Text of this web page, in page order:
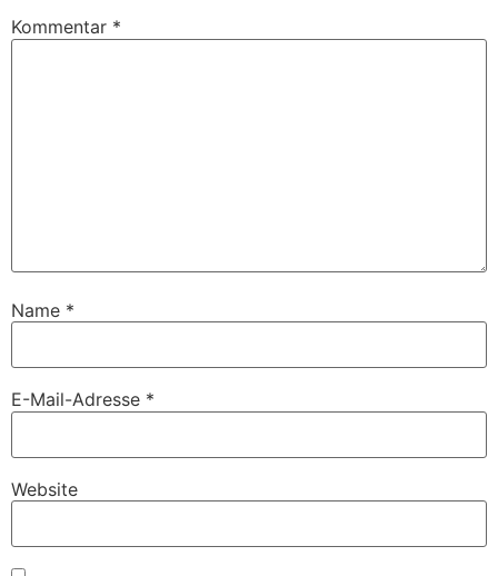
Kommentar *
Name *
E-Mail-Adresse *
Website